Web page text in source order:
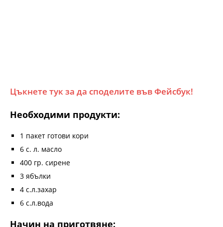
Цъкнете тук за да споделите във Фейсбук!
Необходими продукти:
1 пакет готови кори
6 с. л. масло
400 гр. сирене
3 ябълки
4 с.л.захар
6 с.л.вода
Начин на приготвяне: